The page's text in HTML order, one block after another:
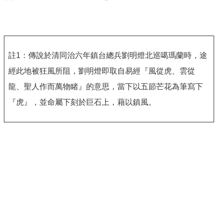
註1 ：傳說於清同治六年鎮台總兵劉明燈北巡噶瑪蘭時，途
經此地被狂風所阻，劉明燈即取自易經『風從虎、雲從
龍、聖人作而萬物睹』的意思，當下以五節芒花為筆寫下
『虎』，並命屬下刻於巨石上，藉以鎮風。